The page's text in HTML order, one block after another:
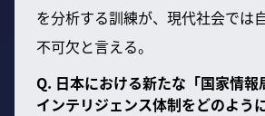
を分析する訓練が、現代社会では
不可欠と言える。
Q. 日本における新たな「国家情報
インテリジェンス体制をどのよう